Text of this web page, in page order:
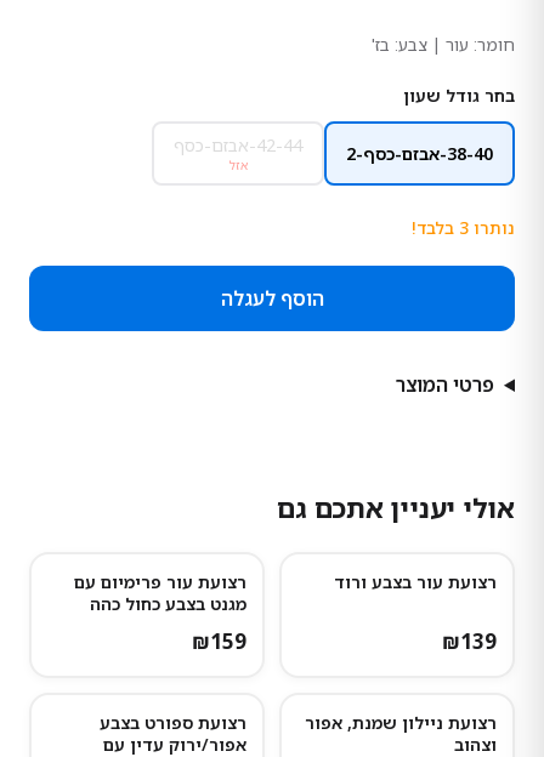
חומר: עור | צבע: בז'
בחר גודל שעון
38-40-אבזם-כסף-2 42-44-אבזם-כסף
אזל
נותרו 3 בלבד!
הוסף לעגלה
פרטי המוצר
אולי יעניין אתכם גם
נותרו מעט
רצועת עור בצבע ורוד
₪139
רצועת עור פרימיום עם
מגנט בצבע כחול כהה
₪159
רצועת ניילון שמנת, אפור
וצהוב
רצועת ספורט בצבע
אפור/ירוק עדין עם